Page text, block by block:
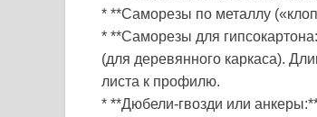
* **Саморезы по металлу
* **Саморезы для
(для деревянного каркаса).
листа к профилю.
* **Дюбели-гвозди или